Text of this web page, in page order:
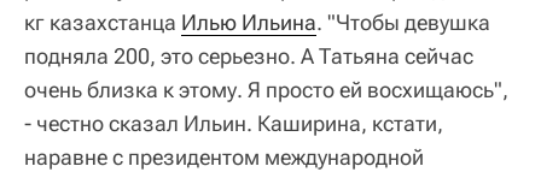
кг казахстанца Илью Ильина. "Чтобы девушка
подняла 200, это серьезно. А Татьяна сейчас
очень близка к этому. Я просто ей восхищаюсь",
- честно сказал Ильин. Каширина, кстати,
наравне с президентом международной